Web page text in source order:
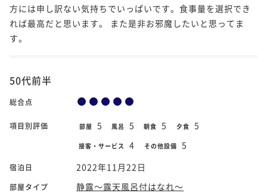
方には申し訳ない気持ちでいっぱいです。食事量を選択でき
れば最高だと思います。 また是非お邪魔したいと思ってま
す。
50代前半
総合点
項目別評価 部屋 5 風呂 5 朝食 5 夕食 5
接客・サービス 4 その他設備 5
宿泊日 2022年11月22日
部屋タイプ
静露～露天風呂付はなれ～